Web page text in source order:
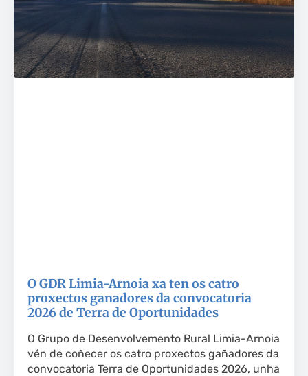
O GDR Limia-Arnoia xa ten os catro
proxectos ganadores da convocatoria
2026 de Terra de Oportunidades
O Grupo de Desenvolvemento Rural Limia-Arnoia
vén de coñecer os catro proxectos gañadores da
convocatoria Terra de Oportunidades 2026, unha